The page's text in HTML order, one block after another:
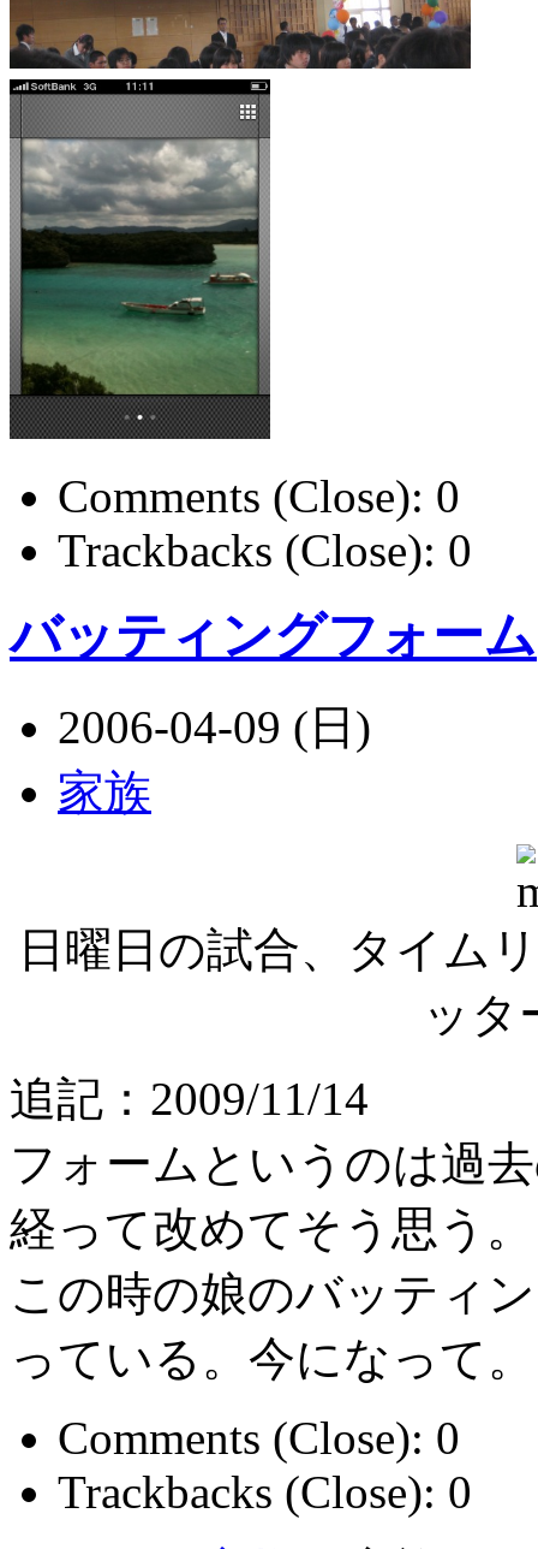
Comments (Close): 0
Trackbacks (Close): 0
バッティングフォーム
2006-04-09 (日)
家族
日曜日の試合、タイム
ッタ
追記：2009/11/14
フォームというのは過
経って改めてそう思う。
この時の娘のバッティ
っている。今になって。
Comments (Close): 0
Trackbacks (Close): 0